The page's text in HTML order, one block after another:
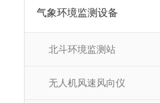
气象环境监测设备
北斗环境监测站
无人机风速风向仪